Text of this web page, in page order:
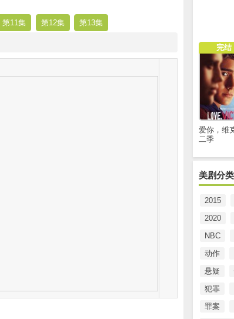
完结
爱你，维
二季
美剧分类
2015
2020
NBC
动作
悬疑
犯罪
罪案
第11集 第12集 第13集